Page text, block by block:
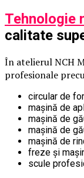
Tehnologie
calitate
În atelierul NCH
profesionale
circular de
mașină de
mașină de
mașină de
mașină de
freze și
scule